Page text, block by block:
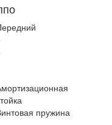
пружина